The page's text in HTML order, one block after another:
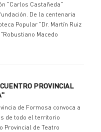
"Carlos Castañeda"
De la centenaria
Popular "Dr. Martín Ruiz
Macedo
PROVINCIAL
de Formosa convoca a
de todo el territorio
Provincial de Teatro